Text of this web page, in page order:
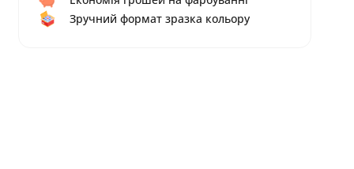
Зручний формат зразка кольору